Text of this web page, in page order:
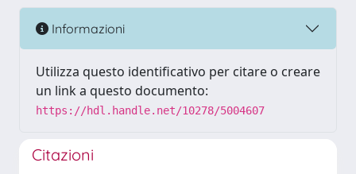
Informazioni
Utilizza questo identificativo per citare o creare
un link a questo documento:
https://hdl.handle.net/10278/5004607
Citazioni